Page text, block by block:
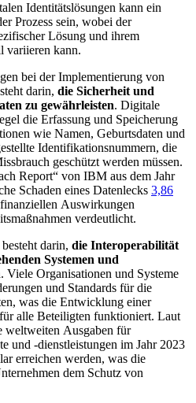
Identitätslösungen kann ein
Prozess sein, wobei der
Lösung und ihrem
variieren kann.
bei der Implementierung von
darin, die Sicherheit und
zu gewährleisten. Digitale
die Erfassung und Speicherung
wie Namen, Geburtsdaten und
Identifikationsnummern, die
geschützt werden müssen.
Report“ von IBM aus dem Jahr
Schaden eines Datenlecks 3,86
Auswirkungen
verdeutlicht.
darin, die Interoperabilität
Systemen und
. Viele Organisationen und Systeme
und Standards für die
was die Entwicklung einer
alle Beteiligten funktioniert. Laut
weltweiten Ausgaben für
und -dienstleistungen im Jahr 2023
erreichen werden, was die
dem Schutz von